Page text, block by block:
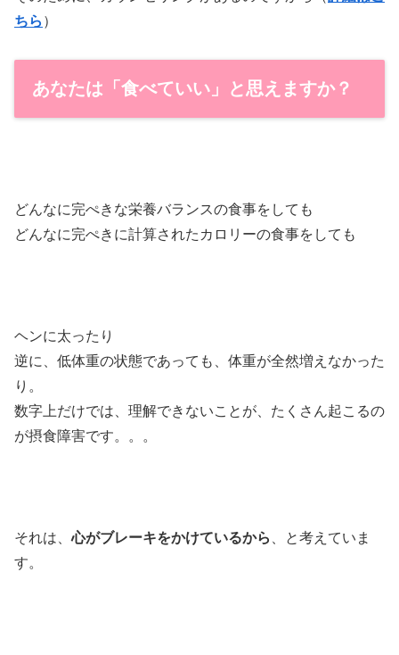
ちら ）
あなたは「食べていい」と思えますか？
どんなに完ぺきな栄養バランスの食事をしても
どんなに完ぺきに計算されたカロリーの食事をしても
ヘンに太ったり
逆に、低体重の状態であっても、体重が全然増えなかった
り。
数字上だけでは、理解できないことが、たくさん起こるの
が摂食障害です。。。
それは、心がブレーキをかけているから
、と考えていま
す。